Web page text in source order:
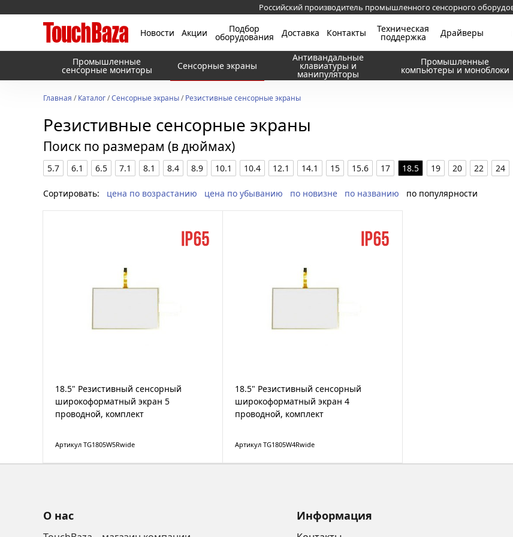
Российский производитель промышленного сенсорного
Новости Акции Подбор
оборудования Доставка Контакты Техническая
поддержка Драйверы
Промышленные
сенсорные мониторы Сенсорные экраны
Антивандальные
клавиатуры и
манипуляторы
Промышленные
компьютеры и моноблоки
Главная /Каталог/Сенсорные экраны/Резистивные сенсорные экраны
Резистивные сенсорные экраны
Поиск по размерам (в дюймах)
5.7 6.1 6.5 7.1 8.1 8.4 8.9 10.1 10.4 12.1 14.1 15 15.6 17 18.5 19 20 22 24
Сортировать: цена по возрастанию цена по убыванию по новизне по названию по популярности
18.5" Резистивный сенсорный
широкоформатный экран 5
проводной, комплект
Артикул TG1805W5Rwide
18.5" Резистивный сенсорный
широкоформатный экран 4
проводной, комплект
Артикул TG1805W4Rwide
О нас Информация